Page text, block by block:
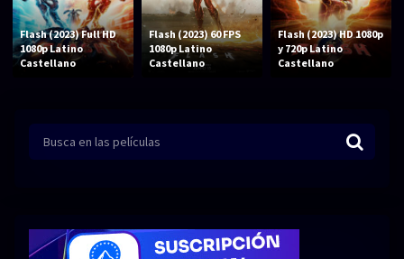
Familia Suspenso
Fantástico Romance
Series 720p 2160p 4K SDR
Flash (2023) Full HD
1080p Latino
Castellano
Flash (2023) 60 FPS
1080p Latino
Castellano
Flash (2023) HD 1080p
y 720p Latino
Castellano